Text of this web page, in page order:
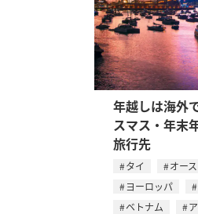
年越しは海外
スマス・年末
旅行先
タイ
オー
ヨーロッパ
ベトナム